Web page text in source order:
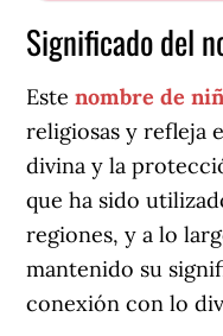
Significado del
Estenombre de
religiosas y refleja
divina y la
que ha sido
regiones, y a lo
mantenido su
conexión con lo